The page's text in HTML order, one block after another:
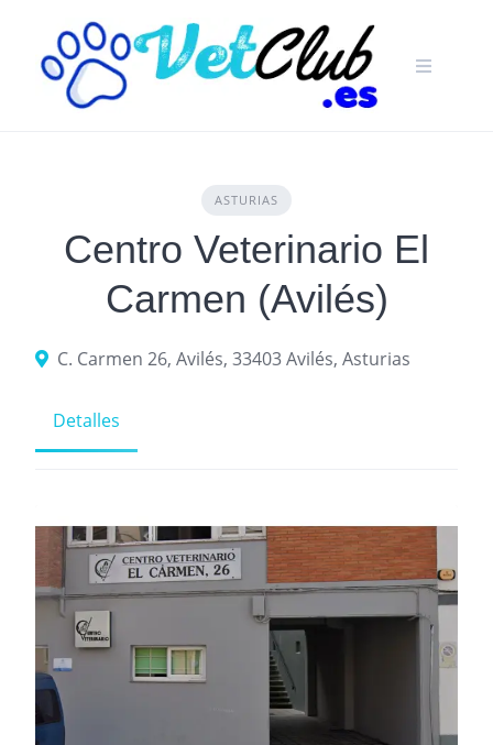
content
ASTURIAS
Centro Veterinario El
Carmen (Avilés)
C. Carmen 26, Avilés, 33403 Avilés, Asturias
Detalles